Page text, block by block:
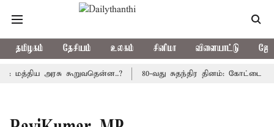
தமிழகம் தேசியம் உலகம் சினிமா விளையாட்டு
மத்திய அரசு கூறுவதென்ன..? 80-வது சுதந்திர தினம்: கோட்டை